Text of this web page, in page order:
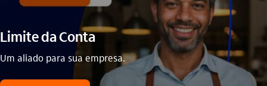
Limite da Conta
Um aliado para sua empresa.